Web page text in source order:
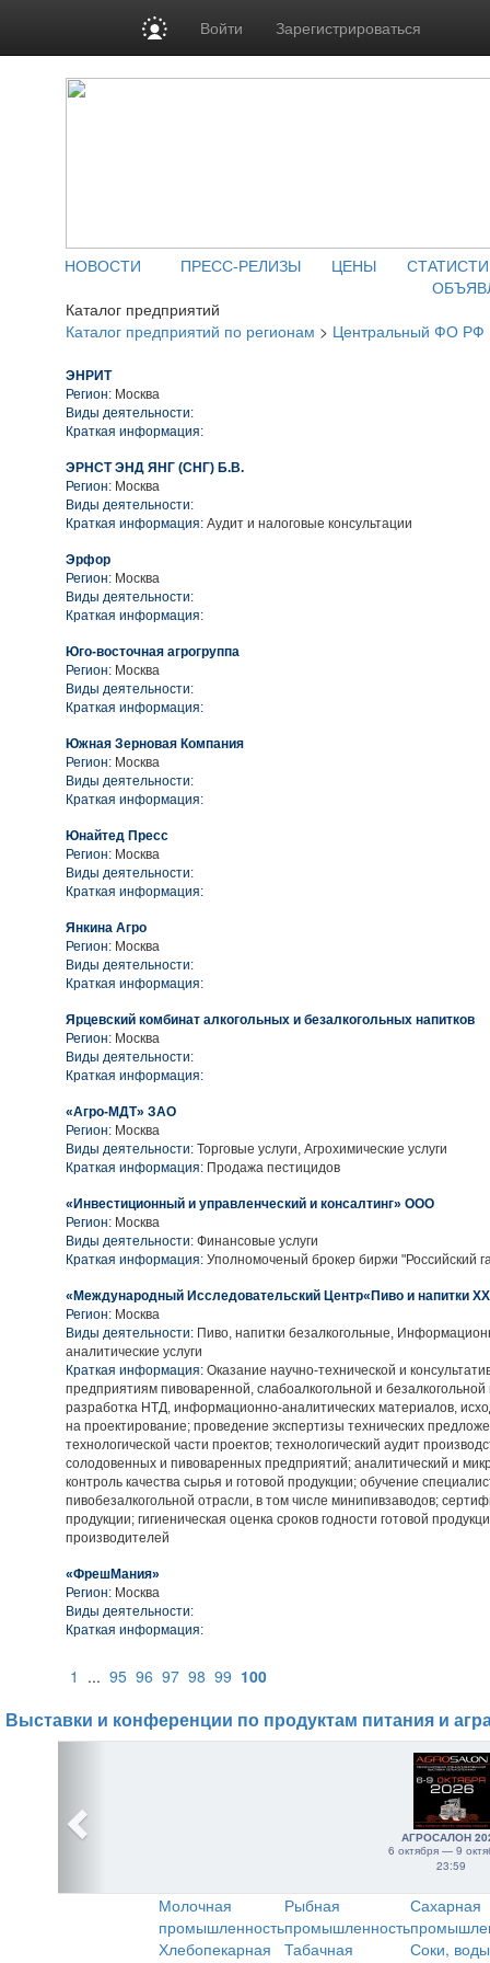
Войти Зарегистрироваться
НОВОСТИ ПРЕСС-РЕЛИЗЫ ЦЕНЫ
Каталог предприятий
Каталог предприятий по регионам > Центральный ФО РФ
ЭНРИТ
Регион: Москва
Виды деятельности:
Краткая информация:
ЭРНСТ ЭНД ЯНГ (СНГ) Б.В.
Регион: Москва
Виды деятельности:
Краткая информация: Аудит и налоговые консультации
Эрфор
Регион: Москва
Виды деятельности:
Краткая информация:
Юго-восточная агрогруппа
Регион: Москва
Виды деятельности:
Краткая информация:
Южная Зерновая Компания
Регион: Москва
Виды деятельности:
Краткая информация:
Юнайтед Пресс
Регион: Москва
Виды деятельности:
Краткая информация:
Янкина Агро
Регион: Москва
Виды деятельности:
Краткая информация:
Ярцевский комбинат алкогольных и безалкогольных напитков
Регион: Москва
Виды деятельности:
Краткая информация:
«Aгро-МДТ» ЗАО
Регион: Москва
Виды деятельности: Торговые услуги, Агрохимические услуги
Краткая информация: Продажа пестицидов
«Инвестиционный и управленческий и консалтинг» ООО
Регион: Москва
Виды деятельности: Финансовые услуги
Краткая информация: Уполномоченый брокер биржи "Российский
«Международный Исследовательский Центр«Пиво и напитки
Регион: Москва
Виды деятельности: Пиво, напитки безалкогольные,
аналитические услуги
Краткая информация: Оказание научно-технической и
предприятиям пивоваренной, слабоалкогольной и безалкогольной
разработка НТД, информационно-аналитических материалов,
на проектирование; проведение экспертизы технических
технологической части проектов; технологический аудит
солодовенных и пивоваренных предприятий; аналитический и
контроль качества сырья и готовой продукции; обучение
пивобезалкогольной отрасли, в том числе минипивзаводов;
продукции; гигиеническая оценка сроков годности готовой
производителей
«ФрешМания»
Регион: Москва
Виды деятельности:
Краткая информация:
1 ... 95 96 97 98 99 100
Выставки и конференции по продуктам питания и
АГРОСАЛОН
6 октября — 9
23:59
Молочная
промышленность
Рыбная
промышленность
Сахарная
Хлебопекарная
Табачная
Соки,